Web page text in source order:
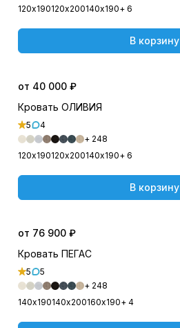
120х190120х200140х190+ 6
В корзину
от 40 000 ₽
Кровать ОЛИВИЯ
5
4
+ 248
120х190120х200140х190+ 6
В корзину
от 76 900 ₽
Кровать ПЕГАС
5
5
+ 248
140х190140х200160х190+ 4